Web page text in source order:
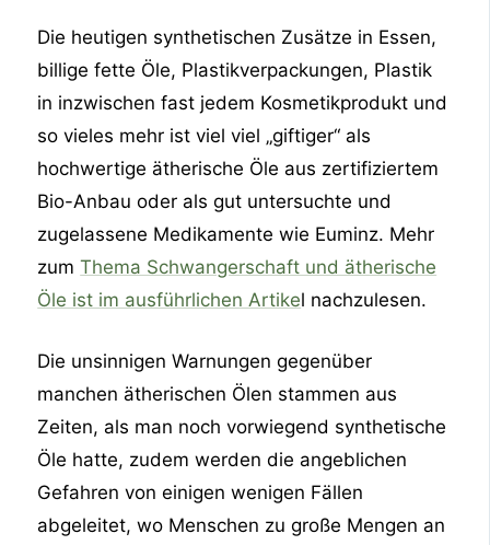
Die heutigen synthetischen Zusätze in Essen,
billige fette Öle, Plastikverpackungen, Plastik
in inzwischen fast jedem Kosmetikprodukt und
so vieles mehr ist viel viel „giftiger“ als
hochwertige ätherische Öle aus zertifiziertem
Bio-Anbau oder als gut untersuchte und
zugelassene Medikamente wie Euminz. Mehr
zumThema Schwangerschaft und ätherische
Öle ist im ausführlichen Artikel nachzulesen.
Die unsinnigen Warnungen gegenüber
manchen ätherischen Ölen stammen aus
Zeiten, als man noch vorwiegend synthetische
Öle hatte, zudem werden die angeblichen
Gefahren von einigen wenigen Fällen
abgeleitet, wo Menschen zu große Mengen an